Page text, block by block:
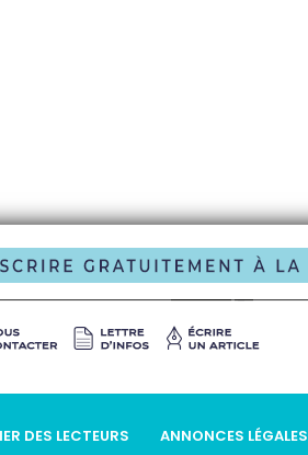
DES LECTEURS ANNONCES LÉGALES